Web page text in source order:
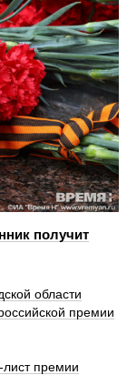
получит
области
премии
премии